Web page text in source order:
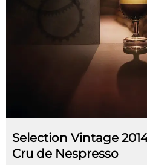
Selection Vintage
Cru de Nespresso